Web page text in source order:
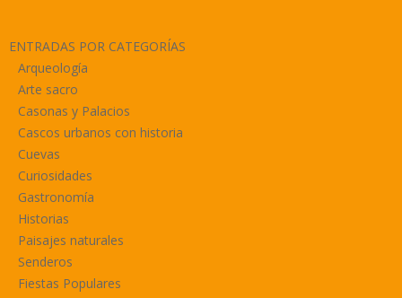
ENTRADAS POR CATEGORÍAS
Arqueología
Arte sacro
Casonas y Palacios
Cascos urbanos con historia
Cuevas
Curiosidades
Gastronomía
Historias
Paisajes naturales
Senderos
Fiestas Populares